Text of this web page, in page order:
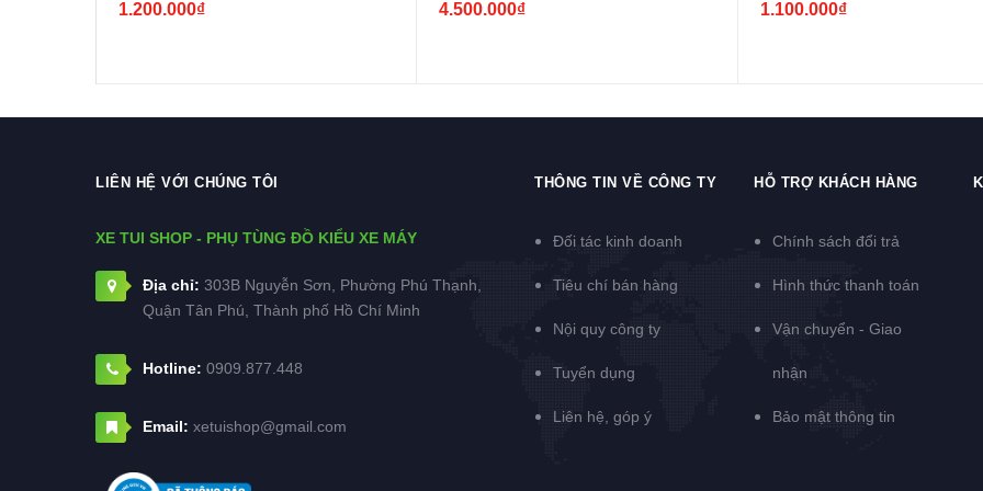
1.200.000₫ 4.500.000₫ 1.100.000₫
LIÊN HỆ VỚI CHÚNG TÔI
XE TUI SHOP - PHỤ TÙNG ĐỒ KIỂU XE MÁY
Địa chỉ: 303B Nguyễn Sơn, Phường Phú Thạnh,
Quận Tân Phú, Thành phố Hồ Chí Minh
Hotline: 0909.877.448
Email: xetuishop@gmail.com
THÔNG TIN VỀ CÔNG TY
Đối tác kinh doanh
Tiêu chí bán hàng
Nội quy công ty
Tuyển dụng
Liên hệ, góp ý
HỖ TRỢ KHÁCH HÀNG
Chính sách đổi trả
Hình thức thanh toán
Vận chuyển - Giao
nhận
Bảo mật thông tin